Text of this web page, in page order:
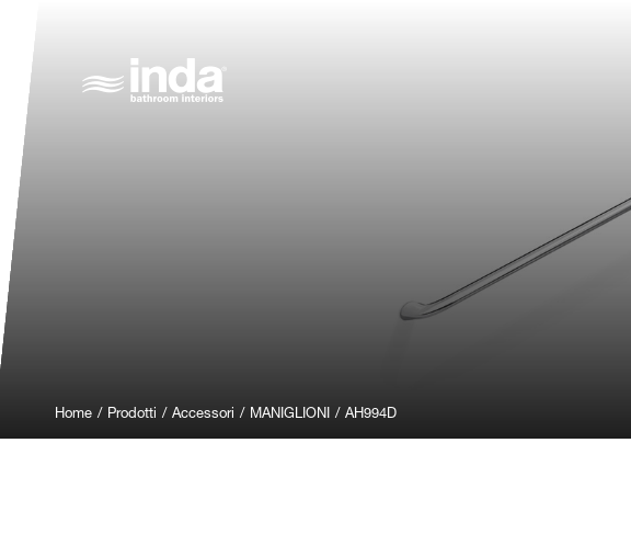
Home / Prodotti / Accessori / MANIGLIONI / AH994D